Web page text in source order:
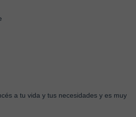
a tu vida y tus necesidades y es muy